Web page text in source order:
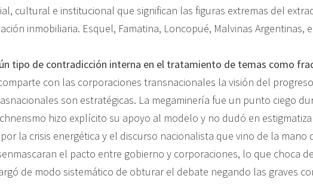
cultural e institucional que significan las figuras extremas del
inmobiliaria. Esquel, Famatina, Loncopué, Malvinas
tipo de contradicción interna en el tratamiento de temas como
con las corporaciones transnacionales la visión del
son estratégicas. La megaminería fue un punto ciego
hizo explícito su apoyo al modelo y no dudó en
la crisis energética y el discurso nacionalista que vino de la mano
el pacto entre gobierno y corporaciones, lo que choca
de modo sistemático de obturar el debate negando las graves